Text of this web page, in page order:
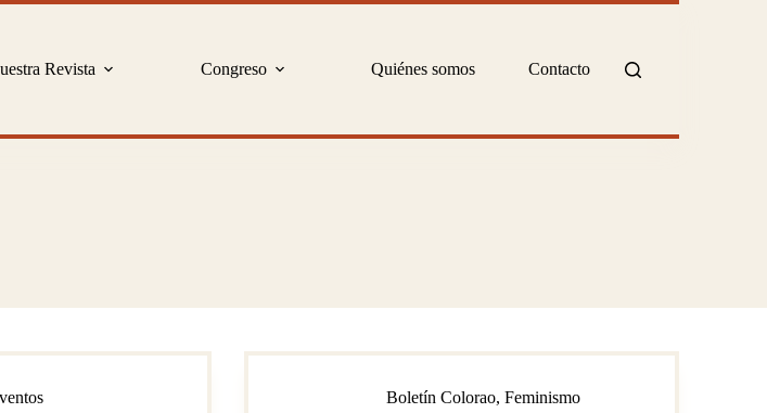
Revista Congreso Quiénes somos Contacto
Boletín Colorao,Feminismo